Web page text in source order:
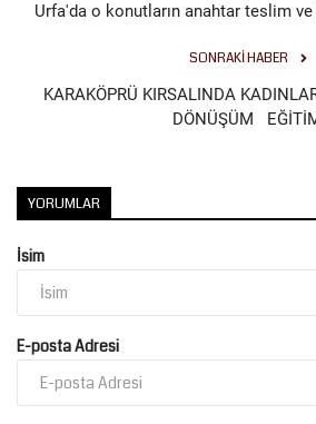
Urfa'da o konutların anahtar teslim
SONRAKI HABER
KARAKÖPRÜ KIRSALINDA
DÖNÜŞÜM
YORUMLAR
İsim
E-posta Adresi